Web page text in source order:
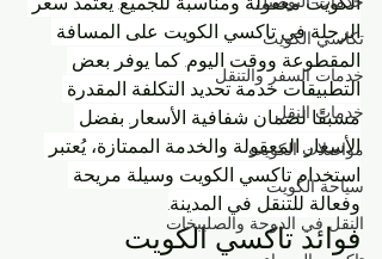
تكاسي الكويت
خدمات السفر والتنقل
خدمات النقل
مواصلات الكويت
سياحة الكويت
النقل في الدوحة والصليبخات
الرحلة في تاكسي الكويت على المسافة
المقطوعة ووقت اليوم. كما يوفر بعض
التطبيقات خدمة تحديد التكلفة المقدرة
مسبقًا لضمان شفافية الأسعار. بفضل
الأسعار المعقولة والخدمة الممتازة، يُعتبر
استخدام تاكسي الكويت وسيلة مريحة
وفعالة للتنقل في المدينة.
فوائد تاكسي الكويت